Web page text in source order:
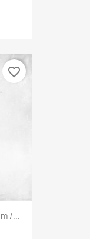
/...
favorite_border